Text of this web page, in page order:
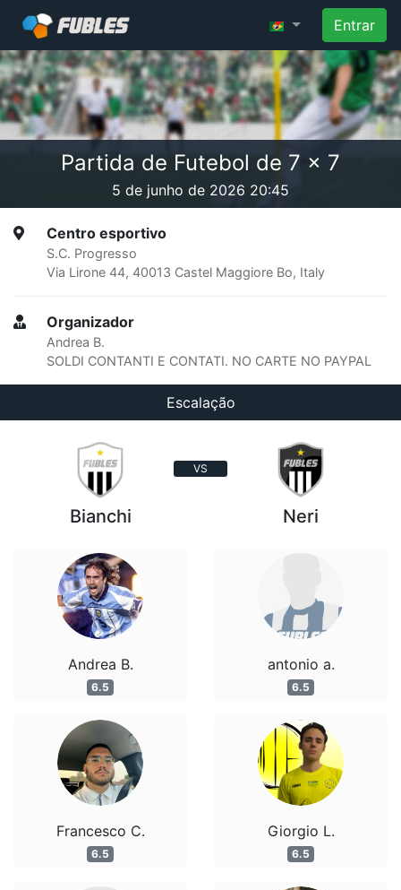
Entrar
Partida de Futebol de 7 x 7
5 de junho de 2026 20:45
Centro esportivo
S.C. Progresso
Via Lirone 44, 40013 Castel Maggiore Bo, Italy
Organizador
Andrea B.
SOLDI CONTANTI E CONTATI. NO CARTE NO PAYPAL
Escalação
VS
Bianchi
Andrea B.
6.5
Francesco C.
6.5
Neri
antonio a.
6.5
Giorgio L.
6.5